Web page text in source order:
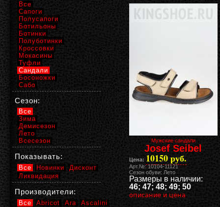
Мужские сандали
Josef Seibel
Цена: 10150 руб.
Арт.№: 10104-11121
Сезон обуви: Лето
Размеры в наличии:
46; 47; 48; 49; 50
описание и цена
Все
Сапоги
Полусапоги
Ботильоны
Ботинки
Полуботинки
Кроссовки
Мокасины
Туфли
Сандали
Босоножки
Сабо
Сезон:
Все
Зима
Демисезон
Лето
Всесезон
Показывать:
Все Новинки
Дисконт
Ликвидация
Производители:
Все Abricot Ara
Ascalini